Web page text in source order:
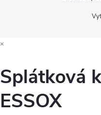
×
Splátková
ESSOX